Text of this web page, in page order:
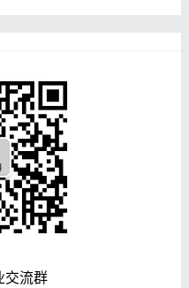
交流群